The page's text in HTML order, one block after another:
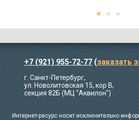
+7 (921) 955-72-77 (заказать
г. Санкт-Петербург,
ул. Новолитовская 15, кор В,
секция 82Б (МЦ "Аквилон")
Интернет-ресурс носит исключительно